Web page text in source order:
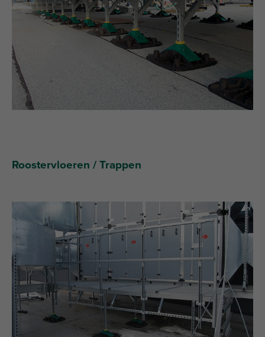
Roostervloeren / Trappen